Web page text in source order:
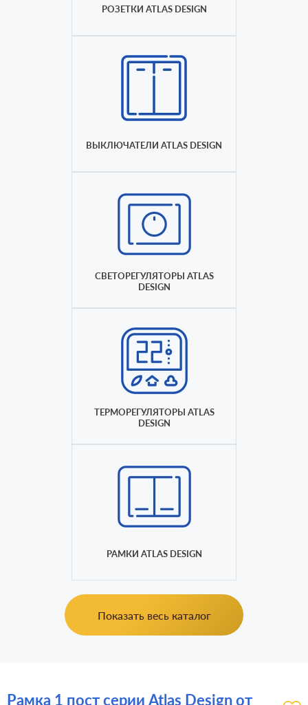
РОЗЕТКИ ATLAS DESIGN
ВЫКЛЮЧАТЕЛИ ATLAS DESIGN
СВЕТОРЕГУЛЯТОРЫ ATLAS
DESIGN
ТЕРМОРЕГУЛЯТОРЫ ATLAS
DESIGN
РАМКИ ATLAS DESIGN
Показать весь каталог
Рамка 1 пост серии Atlas Design от